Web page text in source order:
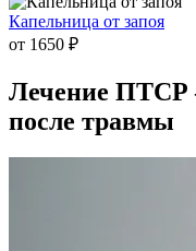
Капельница от запоя
от 1650 ₽
Лечение ПТСР
после травмы